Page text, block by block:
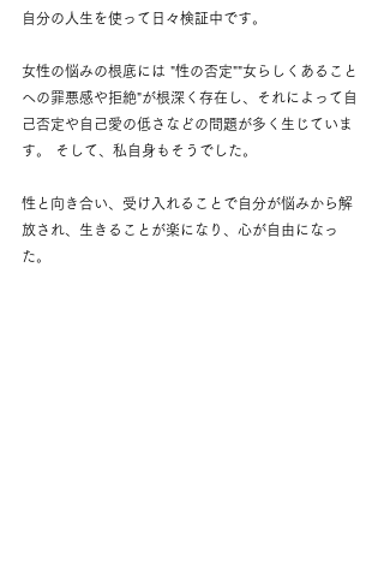
自分の人生を使って日々検証中です。
女性の悩みの根底には "性の否定""女らしくあること
への罪悪感や拒絶"が根深く存在し、それによって自
己否定や自己愛の低さなどの問題が多く生じていま
す。 そして、私自身もそうでした。
性と向き合い、受け入れることで自分が悩みから解
放され、生きることが楽になり、心が自由になっ
た。